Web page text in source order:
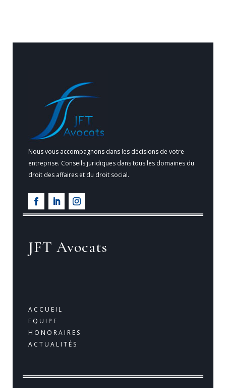
Nous vous accompagnons dans les décisions de votre
entreprise. Conseils juridiques dans tous les domaines du
droit des affaires et du droit social.
JFT Avocats
ACCUEIL
EQUIPE
HONORAIRES
ACTUALITÉS